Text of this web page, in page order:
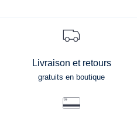
Livraison et retours
gratuits en boutique